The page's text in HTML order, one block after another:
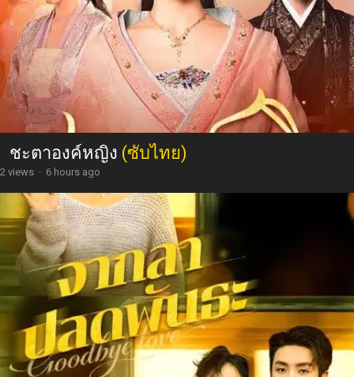
ชะตาองค์หญิง (ซับไทย)
2 views · 6 hours ago